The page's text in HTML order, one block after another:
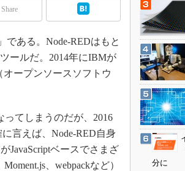
ール
インとCAE
リー4.0
グデータ
ジャパン
Share
ある。Node-REDはもと
ールだ。2014年にIBMが
オープンソースソフトウ
てしまうのだが、2016
言えば、Node-RED自身
JavaScriptベースでさまざ
、webpackなど）
分に